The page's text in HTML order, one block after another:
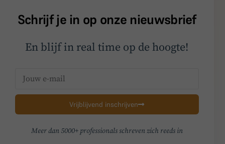
Schrijf je in op onze nieuwsbrief
En blijf in real time op de hoogte!
Vrijblijvend inschrijven
Meer dan 5000+ professionals schreven zich reeds in